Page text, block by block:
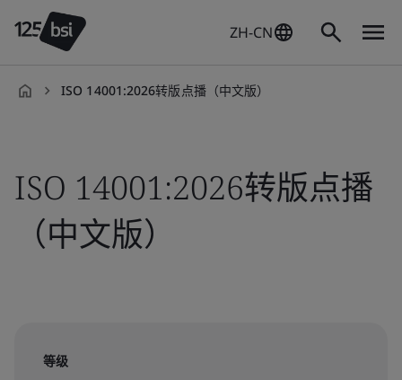
ZH-CN
ISO 14001:2026转版点播（中文版）
ISO 14001:2026转版点播
（中文版）
等级